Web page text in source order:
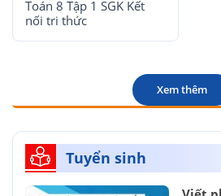
Toán 8 Tập 1 SGK Kết
nối tri thức
Xem thêm
Tuyển sinh